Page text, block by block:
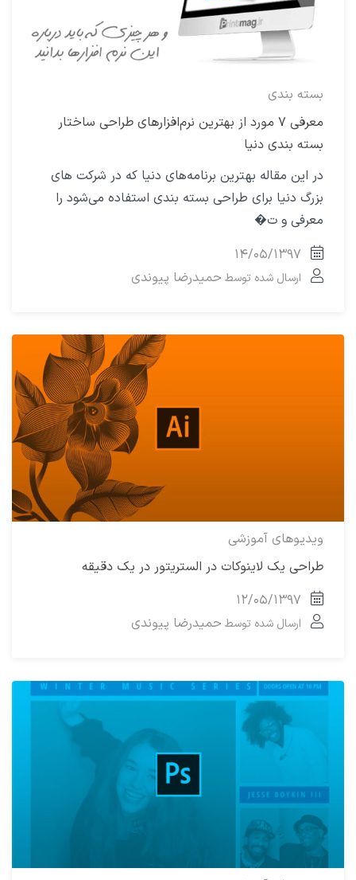
بسته بندی
معرفی ۷ مورد از بهترین نرم‌افزارهای طراحی ساختار
بسته ‌بندی دنیا
در این مقاله بهترین برنامه‌های دنیا که در شرکت های
بزرگ دنیا برای طراحی بسته بندی استفاده می‌شود را
معرفی و ت�
۱۴/۰۵/۱۳۹۷
ارسال شده توسط حمیدرضا پیوندی
ویدیوهای آموزشی
طراحی یک لاینوکات در الستریتور در یک دقیقه
۱۲/۰۵/۱۳۹۷
ارسال شده توسط حمیدرضا پیوندی